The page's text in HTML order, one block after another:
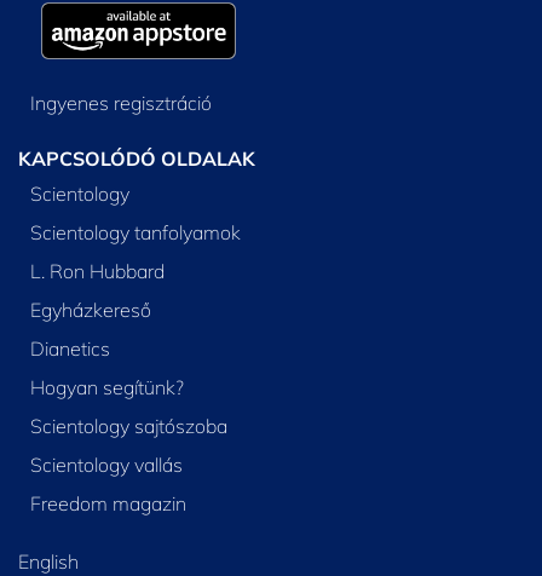
Ingyenes regisztráció
KAPCSOLÓDÓ OLDALAK
Scientology
Scientology tanfolyamok
L. Ron Hubbard
Egyházkereső
Dianetics
Hogyan segítünk?
Scientology sajtószoba
Scientology vallás
Freedom magazin
English